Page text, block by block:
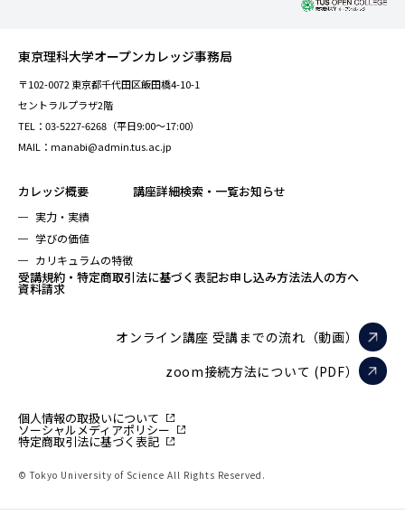
東京理科大学オープンカレッジ事務局
〒102-0072 東京都千代田区飯田橋4-10-1
セントラルプラザ2階
TEL：03-5227-6268（平日9:00～17:00）
MAIL：manabi@admin.tus.ac.jp
カレッジ概要
実力・実績
学びの価値
カリキュラムの特徴
講座詳細検索・一覧お知らせ
受講規約・特定商取引法に基づく表記お申し込み方法法人の方へ
資料請求
オンライン講座 受講までの流れ（動画）
zoom接続方法について (PDF）
個人情報の取扱いについて
ソーシャルメディアポリシー
特定商取引法に基づく表記
© Tokyo University of Science All Rights Reserved.